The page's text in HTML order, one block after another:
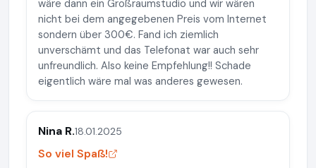
wäre dann ein Großraumstudio und wir wären
nicht bei dem angegebenen Preis vom Internet
sondern über 300€. Fand ich ziemlich
unverschämt und das Telefonat war auch sehr
unfreundlich. Also keine Empfehlung!! Schade
eigentlich wäre mal was anderes gewesen.
Nina R.18.01.2025
So viel Spaß!